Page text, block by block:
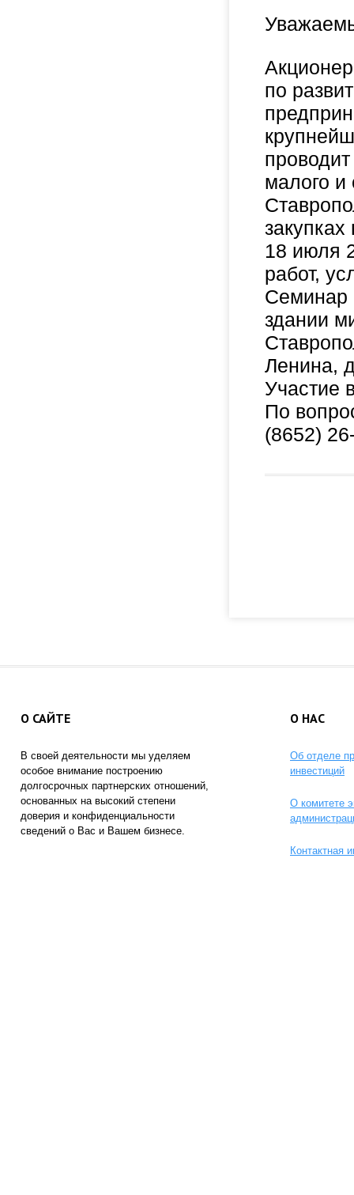
по
малого и
18 июля
работ,
Семинар
здании
Ленина,
Участие
По
(8652)
О САЙТЕ
В своей деятельности мы уделяем
особое внимание построению
долгосрочных партнерских отношений,
основанных на высокий степени
доверия и конфиденциальности
сведений о Вас и Вашем бизнесе.
О НАС
Об отделе
инвестиций
О комитете
Контактная